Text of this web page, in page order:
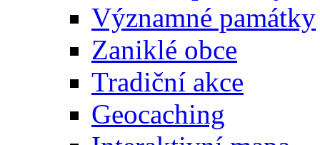
Významné památky
Zaniklé obce
Tradiční akce
Geocaching